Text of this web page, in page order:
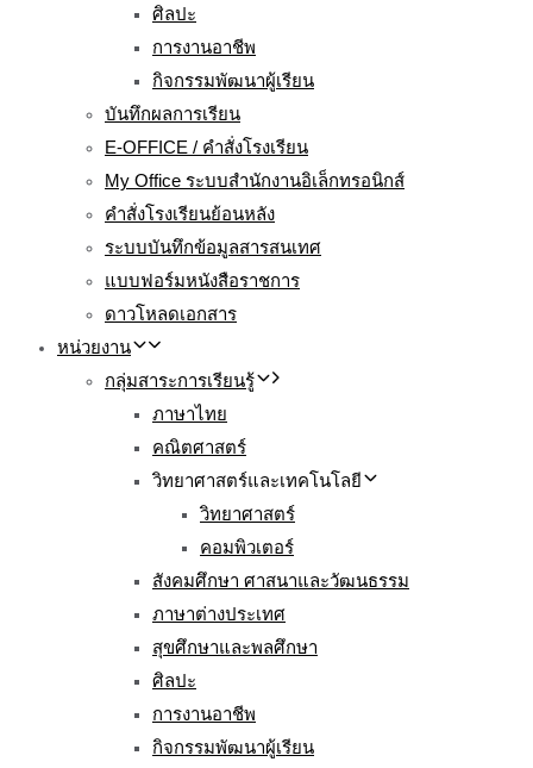
ศิลปะ
การงานอาชีพ
กิจกรรมพัฒนาผู้เรียน
บันทึกผลการเรียน
E-OFFICE / คำสั่งโรงเรียน
My Office ระบบสำนักงานอิเล็กทรอนิกส์
คำสั่งโรงเรียนย้อนหลัง
ระบบบันทึกข้อมูลสารสนเทศ
แบบฟอร์มหนังสือราชการ
ดาวโหลดเอกสาร
หน่วยงาน
กลุ่มสาระการเรียนรู้
ภาษาไทย
คณิตศาสตร์
วิทยาศาสตร์และเทคโนโลยี
วิทยาศาสตร์
คอมพิวเตอร์
สังคมศึกษา ศาสนาและวัฒนธรรม
ภาษาต่างประเทศ
สุขศึกษาและพลศึกษา
ศิลปะ
การงานอาชีพ
กิจกรรมพัฒนาผู้เรียน